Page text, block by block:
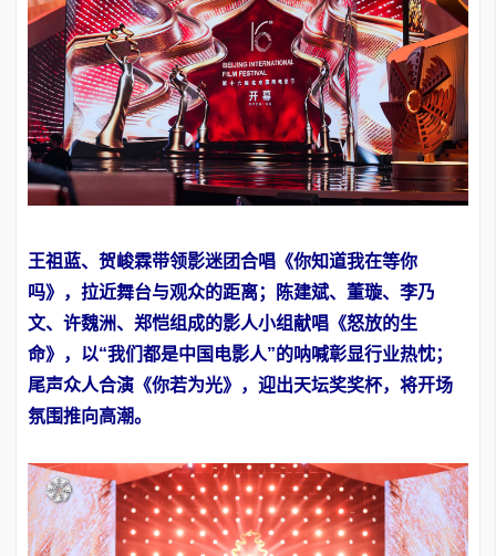
王祖蓝、贺峻霖带领影迷团合唱《你知道我在等你
吗》，拉近舞台与观众的距离；陈建斌、董璇、李乃
文、许魏洲、郑恺组成的影人小组献唱《怒放的生
命》，以“我们都是中国电影人”的呐喊彰显行业热忱；
尾声众人合演《你若为光》，迎出天坛奖奖杯，将开场
氛围推向高潮。